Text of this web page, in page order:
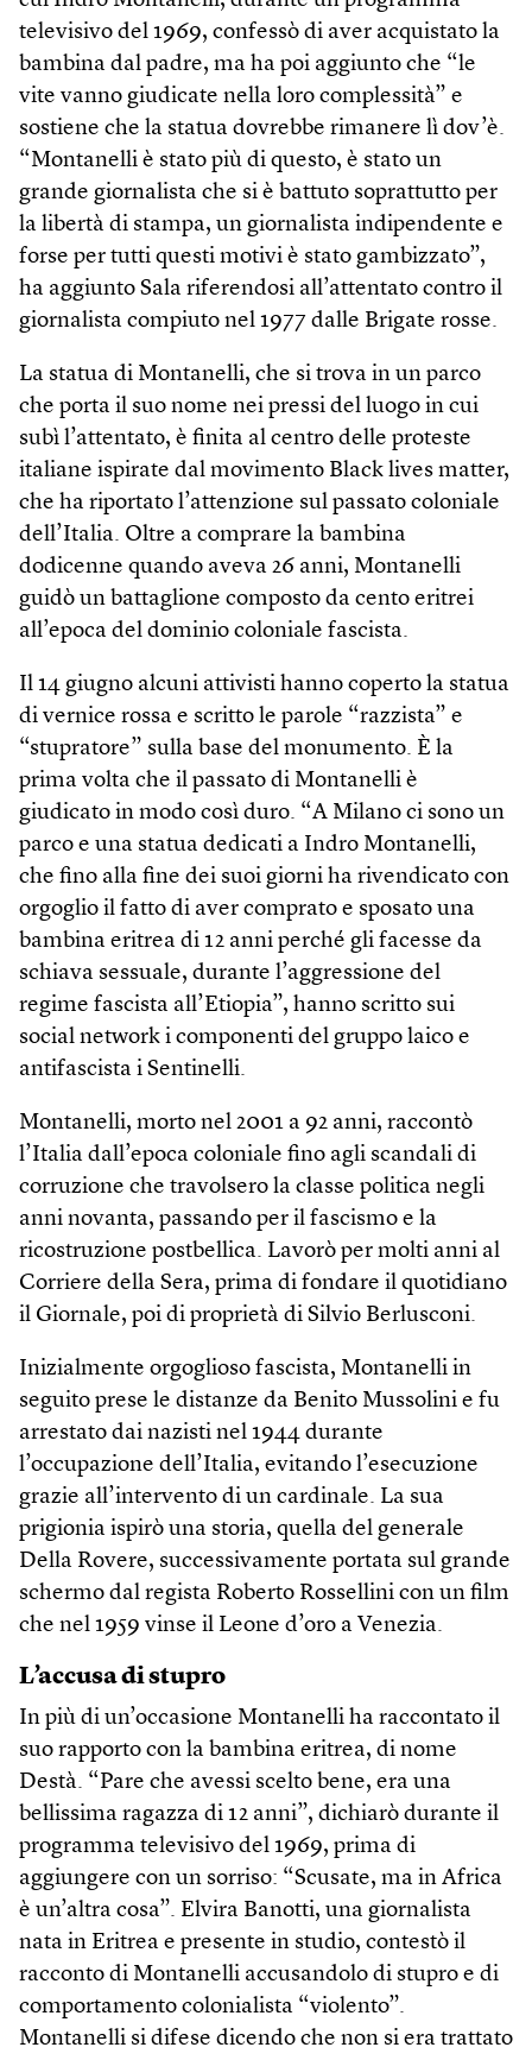
televisivo del 1969, confessò di aver acquistato la
bambina dal padre, ma ha poi aggiunto che “le
vite vanno giudicate nella loro complessità” e
sostiene che la statua dovrebbe rimanere lì dov’è.
“Montanelli è stato più di questo, è stato un
grande giornalista che si è battuto soprattutto per
la libertà di stampa, un giornalista indipendente e
forse per tutti questi motivi è stato gambizzato”,
ha aggiunto Sala riferendosi all’attentato contro il
giornalista compiuto nel 1977 dalle Brigate rosse.
La statua di Montanelli, che si trova in un parco
che porta il suo nome nei pressi del luogo in cui
subì l’attentato, è finita al centro delle proteste
italiane ispirate dal movimento Black lives matter,
che ha riportato l’attenzione sul passato coloniale
dell’Italia. Oltre a comprare la bambina
dodicenne quando aveva 26 anni, Montanelli
guidò un battaglione composto da cento eritrei
all’epoca del dominio coloniale fascista.
Il 14 giugno alcuni attivisti hanno coperto la statua
di vernice rossa e scritto le parole “razzista” e
“stupratore” sulla base del monumento. È la
prima volta che il passato di Montanelli è
giudicato in modo così duro. “A Milano ci sono un
parco e una statua dedicati a Indro Montanelli,
che fino alla fine dei suoi giorni ha rivendicato con
orgoglio il fatto di aver comprato e sposato una
bambina eritrea di 12 anni perché gli facesse da
schiava sessuale, durante l’aggressione del
regime fascista all’Etiopia”, hanno scritto sui
social network i componenti del gruppo laico e
antifascista i Sentinelli.
Montanelli, morto nel 2001 a 92 anni, raccontò
l’Italia dall’epoca coloniale fino agli scandali di
corruzione che travolsero la classe politica negli
anni novanta, passando per il fascismo e la
ricostruzione postbellica. Lavorò per molti anni al
Corriere della Sera, prima di fondare il quotidiano
il Giornale, poi di proprietà di Silvio Berlusconi.
Inizialmente orgoglioso fascista, Montanelli in
seguito prese le distanze da Benito Mussolini e fu
arrestato dai nazisti nel 1944 durante
l’occupazione dell’Italia, evitando l’esecuzione
grazie all’intervento di un cardinale. La sua
prigionia ispirò una storia, quella del generale
Della Rovere, successivamente portata sul grande
schermo dal regista Roberto Rossellini con un film
che nel 1959 vinse il Leone d’oro a Venezia.
L’accusa di stupro
In più di un’occasione Montanelli ha raccontato il
suo rapporto con la bambina eritrea, di nome
Destà. “Pare che avessi scelto bene, era una
bellissima ragazza di 12 anni”, dichiarò durante il
programma televisivo del 1969, prima di
aggiungere con un sorriso: “Scusate, ma in Africa
è un’altra cosa”. Elvira Banotti, una giornalista
nata in Eritrea e presente in studio, contestò il
racconto di Montanelli accusandolo di stupro e di
comportamento colonialista “violento”.
Montanelli si difese dicendo che non si era trattato